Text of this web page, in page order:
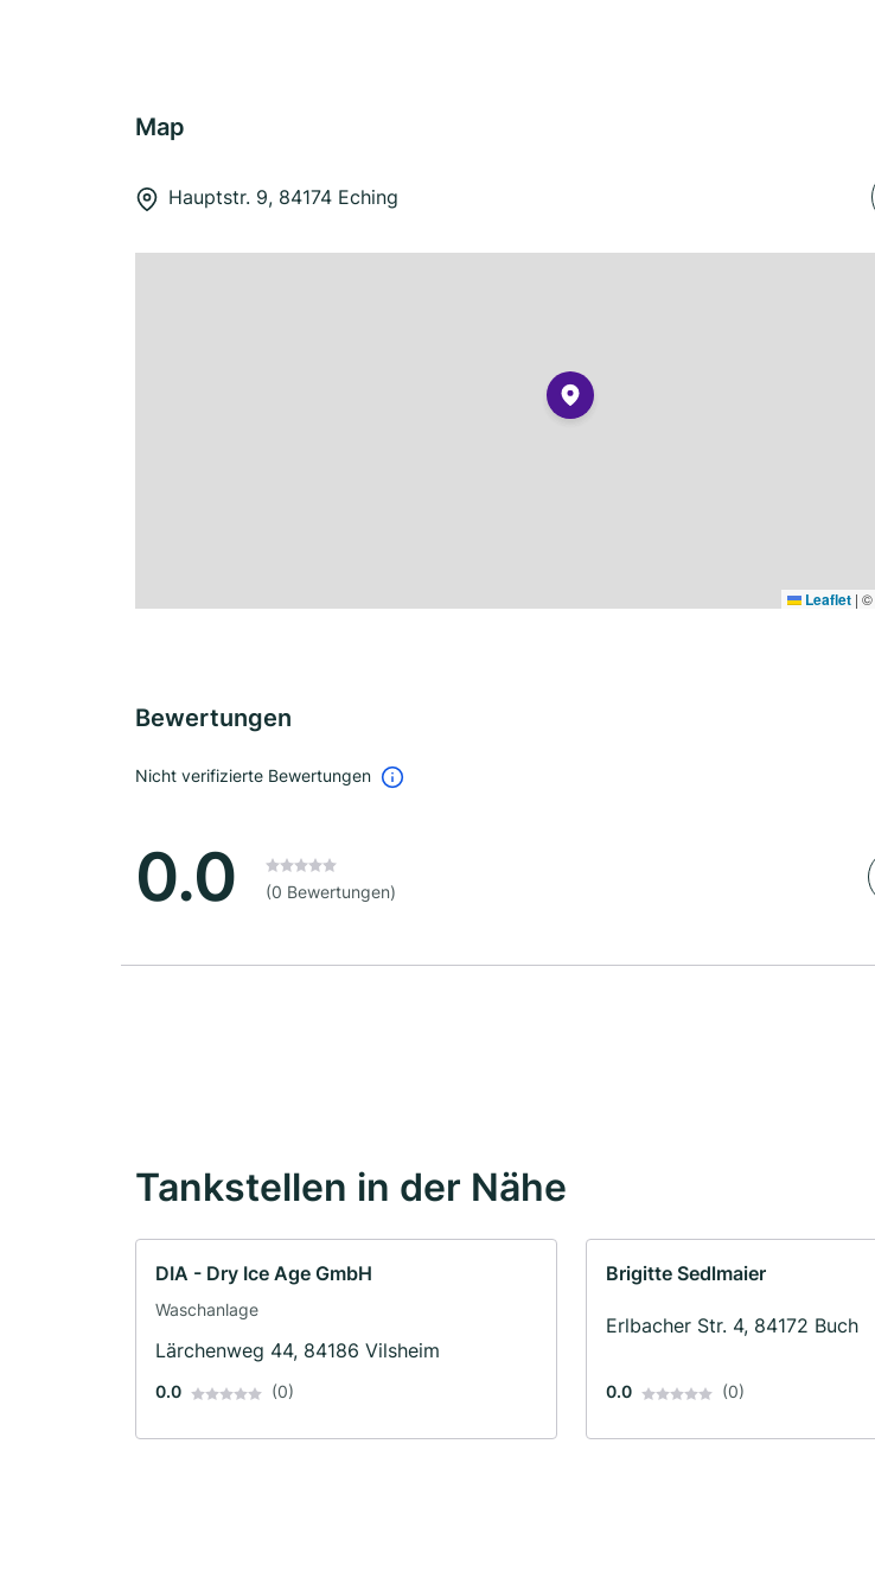
Map
Hauptstr. 9, 84174 Eching
Leaflet | ©
Bewertungen
Nicht verifizierte Bewertungen
0.0 (0 Bewertungen)
Tankstellen in der Nähe
DIA - Dry Ice Age GmbH
Waschanlage
Lärchenweg 44, 84186 Vilsheim
0.0 (0)
Brigitte Sedlmaier
Erlbacher Str. 4, 84172 Buch
0.0 (0)